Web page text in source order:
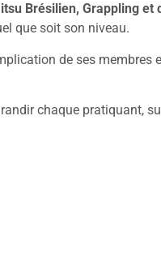
Brésilien, Grappling et
que soit son niveau.
de ses membres
chaque pratiquant,